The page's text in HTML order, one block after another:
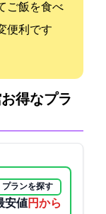
ご飯を食べ
便利です
得なプラ
プランを探す
安値6050円から